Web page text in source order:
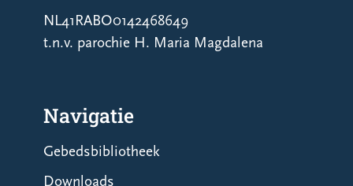
NL41RABO0142468649
t.n.v. parochie H. Maria Magdalena
Navigatie
Gebedsbibliotheek
Downloads